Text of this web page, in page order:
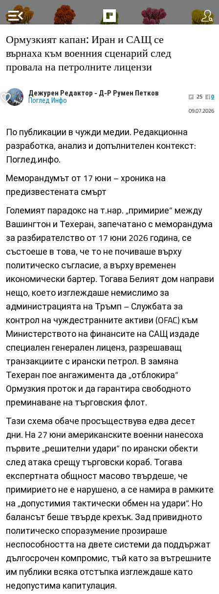
menu_open
Ормузкият капан: Иран и САЩ се
върнаха към военния сценарий след
провала на петролните лицензи
Дежурен Редактор - Д-Р Румен Петков
Поглед Инфо 25
0
09.07.2026
По публикации в чужди медии. Редакционна
разработка, анализ и допълнителен контекст:
Поглед.инфо.
Меморандумът от 17 юни – хроника на
предизвестената смърт
Големият парадокс на т.нар. „примирие“ между
Вашингтон и Техеран, запечатано с меморандума
за разбирателство от 17 юни 2026 година, се
състоеше в това, че то не почиваше върху
политическо съгласие, а върху временен
икономически бартер. Тогава Белият дом направи
нещо, което изглеждаше немислимо за
администрацията на Тръмп – Службата за
контрол на чуждестранните активи (OFAC) към
Министерството на финансите на САЩ издаде
специален генерален лиценз, разрешаващ
транзакциите с ирански петрол. В замяна
Техеран пое ангажимента да „отблокира“
Ормузкия проток и да гарантира свободното
преминаване на търговския флот.
Тази схема обаче просъществува едва десет
дни. На 27 юни американските военни нанесоха
първите „решителни удари“ по ирански обекти
след атака срещу търговски кораб. Тогава
експертната общност масово твърдеше, че
примирието не е нарушено, а се намира в рамките
на „допустимия тактически обмен на удари“. Но
балансът беше твърде крехък. Зад привидното
политическо споразумение прозираше
неспособността на двете системи да поддържат
дългосрочен компромис, тъй като за вътрешните
им публики всяка отстъпка изглеждаше като
недопустима капитулация.